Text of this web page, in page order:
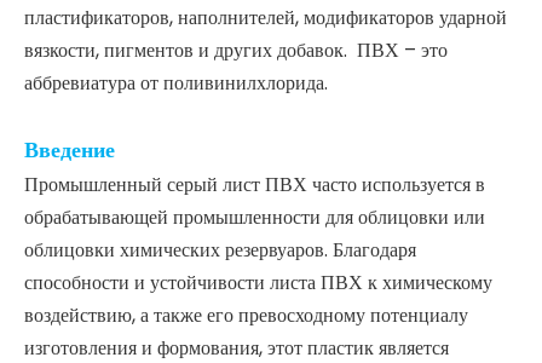
пластификаторов, наполнителей, модификаторов ударной
вязкости, пигментов и других добавок. ПВХ – это
аббревиатура от поливинилхлорида.
Введение
Промышленный серый лист ПВХ часто используется в
обрабатывающей промышленности для облицовки или
облицовки химических резервуаров. Благодаря
способности и устойчивости листа ПВХ к химическому
воздействию, а также его превосходному потенциалу
изготовления и формования, этот пластик является